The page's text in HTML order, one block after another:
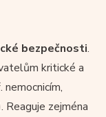
bezpečnosti.
kritické a
zejména